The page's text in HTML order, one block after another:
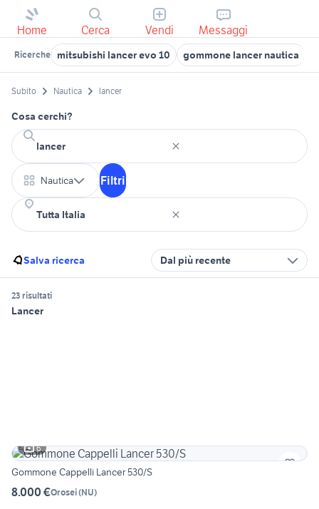
Home Cerca Vendi Messaggi
Ricerche mitsubishi lancer evo 10 gommone lancer nautica
Subito Nautica lancer
Cosa cerchi?
Nautica Filtri
Salva ricerca Dal più recente
23 risultati
Lancer
6
Gommone Cappelli Lancer 530/S
8.000 €Orosei(NU)